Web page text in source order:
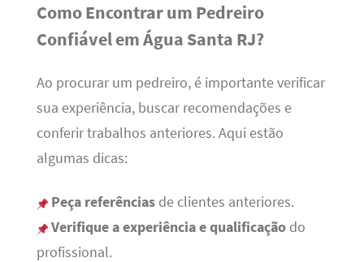
Como Encontrar um Pedreiro
Confiável em Água Santa RJ?
Ao procurar um pedreiro, é importante verificar
sua experiência, buscar recomendações e
conferir trabalhos anteriores. Aqui estão
algumas dicas:
Peça referênciasde clientes anteriores.
Verifique a experiência e qualificaçãodo
profissional.